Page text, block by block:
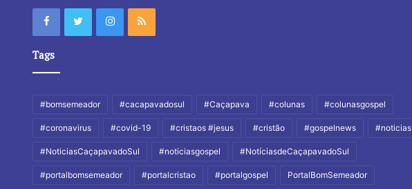
Tags
#bomsemeador #cacapavadosul #Caçapava #colunas #colunasgospel
#coronavirus #covid-19 #cristaos #jesus #cristão #gospelnews #noticias
#NoticiasCaçapavadoSul #noticiasgospel #NotíciasdeCaçapavadoSul
#portalbomsemeador #portalcristao #portalgospel PortalBomSemeador